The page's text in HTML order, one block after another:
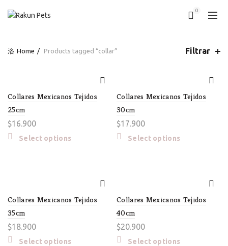
0
Home Products tagged “collar” Filtrar
Collares Mexicanos Tejidos
25cm
$16.900
Select options
Collares Mexicanos Tejidos
30cm
$17.900
Select options
Collares Mexicanos Tejidos
35cm
$18.900
Select options
Collares Mexicanos Tejidos
40cm
$20.900
Select options